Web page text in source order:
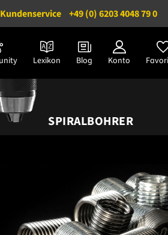
Kundenservice +49 (0) 6203 4048 79 0
Lexikon Blog Konto
SPIRALBOHRER